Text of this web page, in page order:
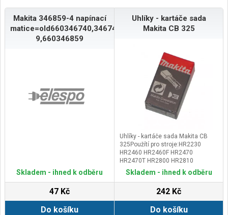
Makita 346859-4 napínací
matice=old660346740,346740-
9,660346859
Skladem - ihned k odběru
47 Kč
Do košíku
Uhlíky - kartáče sada
Makita CB 325
Uhlíky - kartáče sada Makita CB
325Použítí pro stroje:HR2230
HR2460 HR2460F HR2470
HR2470T HR2800 HR2810
HR2810T HR2811F
HR2811FT9554NB 9555NB
9557NB 9558NB 9558PB 9564H
9565HGD0600 GD0601
Skladem - ihned k odběru
242 Kč
Do košíku